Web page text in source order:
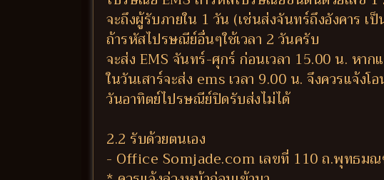
จะถึงผู้รับภายใน 1 วัน (เช่นส่งจันทร์ถึงอังคาร เ
ถ้ารหัสไปรษณีย์อื่นๆใช้เวลา 2 วันครับ
จะส่ง EMS จันทร์-ศุกร์ ก่อนเวลา 15.00 น. หา
ในวันเสาร์จะส่ง ems เวลา 9.00 น. จึงควรแจ้ง
วันอาทิตย์ไปรษณีย์ปิดรับส่งไม่ได้
2.2 รับด้วยตนเอง
- Office Somjade.com เลขที่ 110 ถ.พุทธม